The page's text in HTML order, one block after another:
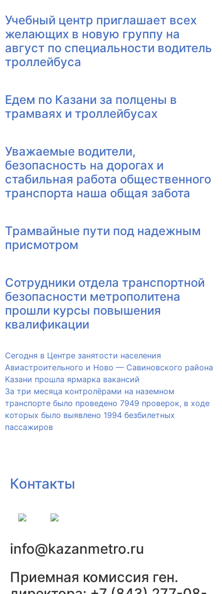
Учебный центр приглашает всех
желающих в новую группу на
август по специальности водитель
троллейбуса
Едем по Казани за полцены в
трамваях и троллейбусах
Уважаемые водители,
безопасность на дорогах и
стабильная работа общественного
транспорта наша общая забота
Трамвайные пути под надежным
присмотром
Сотрудники отдела транспортной
безопасности метрополитена
прошли курсы повышения
квалификации
Сегодня в Центре занятости населения
Авиастроительного и Ново — Савиновского района
Казани прошла ярмарка вакансий
За три месяца контролёрами на наземном
транспорте было проведено 7949 проверок, в ходе
которых было выявлено 1994 безбилетных
пассажиров
Контакты
info@kazanmetro.ru
Приемная комиссия ген.